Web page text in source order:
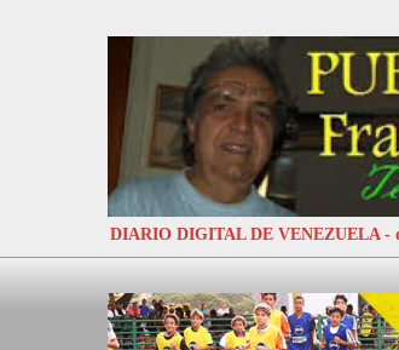
DIARIO DIGITAL DE VENEZUELA -